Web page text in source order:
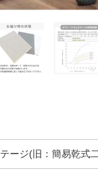
ージ(旧：簡易乾式